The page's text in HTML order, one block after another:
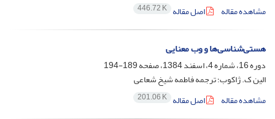
مشاهده مقاله
اصل مقاله 446.72 K
هستی‌شناسی‌ها و وب معنایی
دوره 16، شماره 4، اسفند 1384، صفحه
189-194
الین ک. ژاکوب؛ ترجمه فاطمه شیخ شعاعی
مشاهده مقاله
اصل مقاله 201.06 K